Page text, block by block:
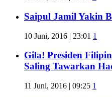
Saipul Jamil Yakin
10 Juni, 2016 | 23:01 1
Gila! Presiden
Saling Tawarkan
11 Juni, 2016 | 09:25 1